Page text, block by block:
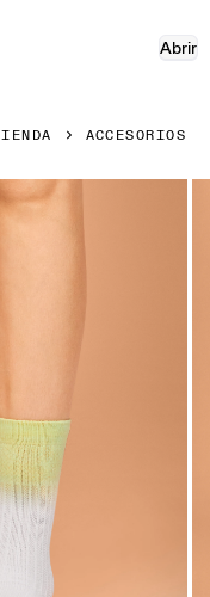
Abrir
ACCESORIOS
On All-Day Sock